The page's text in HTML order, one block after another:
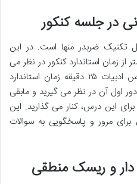
در جلسه کنکور
تکنیک ضربدر منهااست. در این
زمان استاندارد کنکور در نظر می
گیرید. به عنوان مثال، اگر برای درس ادبیات ۲۵ دقیقه زمان استاندارد
را برای دور اول آن در نظر می گیرید و مابقی
این درس، کنار می گذارید. این
برای مرور و پاسخگویی به سوالات
و ریسک منطقی